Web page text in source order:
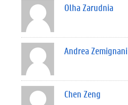
Olha Zarudnia
Andrea Zemignani
Chen Zeng